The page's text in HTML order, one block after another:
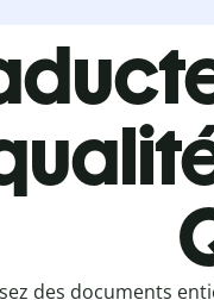
des documents